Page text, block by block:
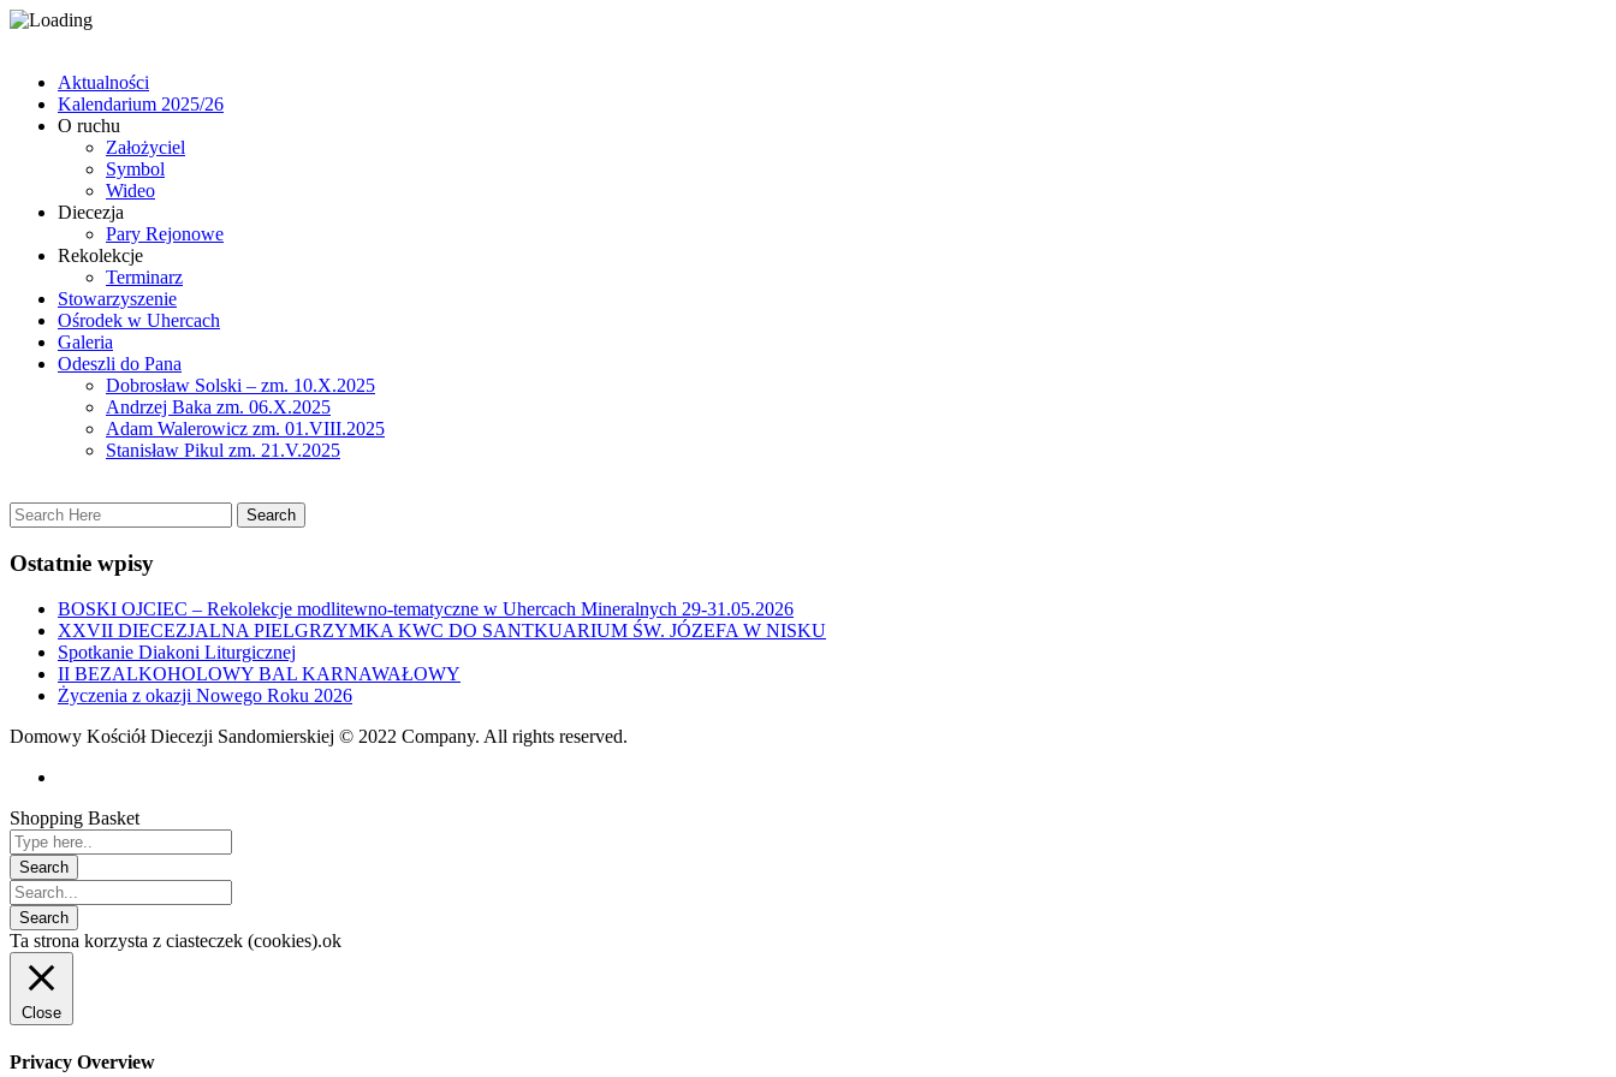
Aktualności
Kalendarium 2025/26
O ruchu
Założyciel
Symbol
Wideo
Diecezja
Pary Rejonowe
Rekolekcje
Terminarz
Stowarzyszenie
Ośrodek w Uhercach
Galeria
Odeszli do Pana
Dobrosław Solski – zm. 10.X.2025
Andrzej Baka zm. 06.X.2025
Adam Walerowicz zm. 01.VIII.2025
Stanisław Pikul zm. 21.V.2025
Ostatnie wpisy
BOSKI OJCIEC – Rekolekcje modlitewno-tematyczne w Uhercach Mineralnych 29-31.05.2026
XXVII DIECEZJALNA PIELGRZYMKA KWC DO SANTKUARIUM ŚW. JÓZEFA W NISKU
Spotkanie Diakoni Liturgicznej
II BEZALKOHOLOWY BAL KARNAWAŁOWY
Życzenia z okazji Nowego Roku 2026
Domowy Kościół Diecezji Sandomierskiej © 2022 Company. All rights reserved.
Shopping Basket
Ta strona korzysta z ciasteczek (cookies).ok
Close
Privacy Overview